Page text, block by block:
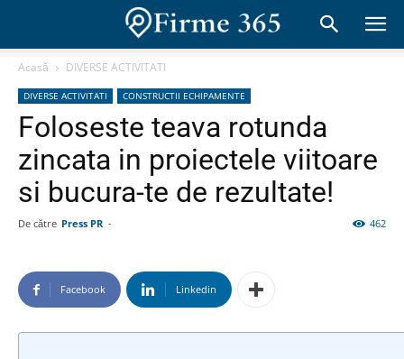
Acasă DIVERSE ACTIVITATI
DIVERSE ACTIVITATI CONSTRUCTII ECHIPAMENTE
Foloseste teava rotunda
zincata in proiectele viitoare
si bucura-te de rezultate!
De către Press PR - 462
Facebook Linkedin